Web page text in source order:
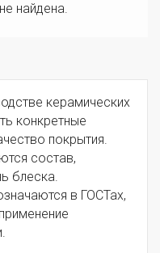
найдена.
керамических
конкретные
покрытия.
состав,
блеска.
в ГОСТах,